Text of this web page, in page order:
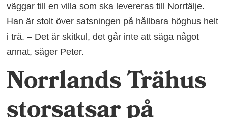
väggar till en villa som ska levereras till Norrtälje.
Han är stolt över satsningen på hållbara höghus helt
i trä. – Det är skitkul, det går inte att säga något
annat, säger Peter.
Norrlands Trähus